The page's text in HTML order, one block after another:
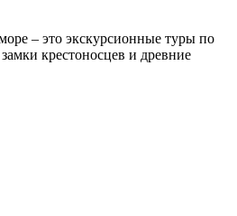
– это экскурсионные туры по
крестоносцев и древние